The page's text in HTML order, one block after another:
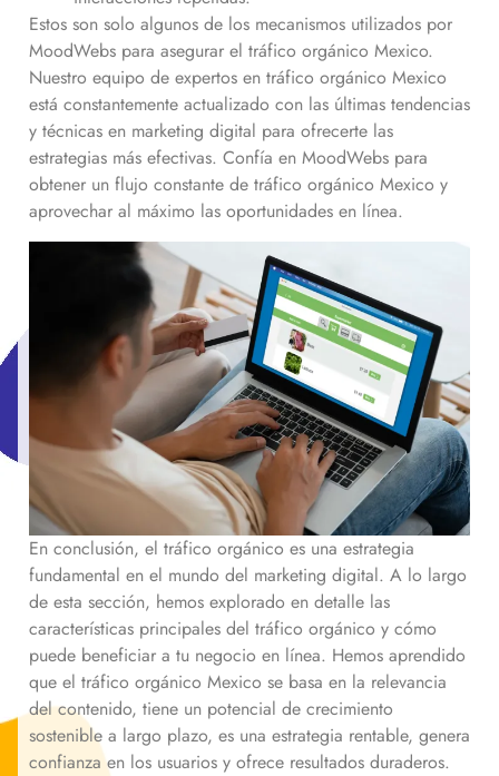
Estos son solo algunos de los mecanismos utilizados por
MoodWebs para asegurar el tráfico orgánico Mexico.
Nuestro equipo de expertos en tráfico orgánico Mexico
está constantemente actualizado con las últimas tendencias
y técnicas en marketing digital para ofrecerte las
estrategias más efectivas. Confía en MoodWebs para
obtener un flujo constante de tráfico orgánico Mexico y
aprovechar al máximo las oportunidades en línea.
En conclusión, el tráfico orgánico es una estrategia
fundamental en el mundo del marketing digital. A lo largo
de esta sección, hemos explorado en detalle las
características principales del tráfico orgánico y cómo
puede beneficiar a tu negocio en línea. Hemos aprendido
que el tráfico orgánico Mexico se basa en la relevancia
del contenido, tiene un potencial de crecimiento
sostenible a largo plazo, es una estrategia rentable, genera
confianza en los usuarios y ofrece resultados duraderos.